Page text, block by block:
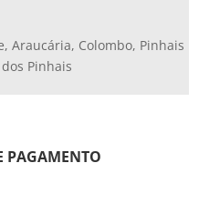
Araucária, Colombo, Pinhais
dos Pinhais
PAGAMENTO